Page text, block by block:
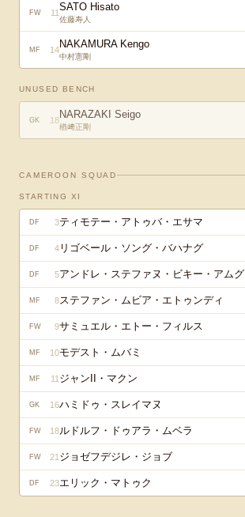
FW 11SATO Hisato
佐藤寿人
MF 14NAKAMURA Kengo
中村憲剛
UNUSED BENCH
GK 18NARAZAKI Seigo
楢﨑正剛
CAMEROON SQUAD
STARTING XI
DF 3ティモテー・アトゥバ・エサマ
DF 4 リゴベール・ソング・バハナグ
DF 5アンドレ・ステファヌ・ビキー・アムグ
MF 8ステファン・ムビア・エトゥンディ
FW 9サミュエル・エトー・フィルス
MF 10モデスト・ムバミ
MF 11 ジャンII・マクン
GK 16ハミドゥ・スレイマヌ
FW 18ルドルフ・ドゥアラ・ムベラ
FW 21 ジョゼフデジレ・ジョブ
DF 23エリック・マトゥク